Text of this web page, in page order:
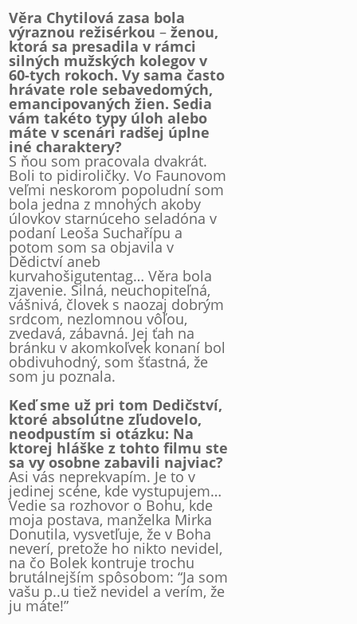
Věra Chytilová zasa bola
výraznou režisérkou – ženou,
ktorá sa presadila v rámci
silných mužských kolegov v
60-tych rokoch. Vy sama často
hrávate role sebavedomých,
emancipovaných žien. Sedia
vám takéto typy úloh alebo
máte v scenári radšej úplne
iné charaktery?
S ňou som pracovala dvakrát.
Boli to pidiroličky. Vo Faunovom
veľmi neskorom popoludní som
bola jedna z mnohých akoby
úlovkov starnúceho seladóna v
podaní Leoša Suchařípu a
potom som sa objavila v
Dědictví aneb
kurvahošigutentag… Věra bola
zjavenie. Silná, neuchopiteľná,
vášnivá, človek s naozaj dobrým
srdcom, nezlomnou vôľou,
zvedavá, zábavná. Jej ťah na
bránku v akomkoľvek konaní bol
obdivuhodný, som šťastná, že
som ju poznala.
Keď sme už pri tom Dedičství,
ktoré absolútne zľudovelo,
neodpustím si otázku: Na
ktorej hláške z tohto filmu ste
sa vy osobne zabavili najviac?
Asi vás neprekvapím. Je to v
jedinej scéne, kde vystupujem…
Vedie sa rozhovor o Bohu, kde
moja postava, manželka Mirka
Donutila, vysvetľuje, že v Boha
neverí, pretože ho nikto nevidel,
na čo Bolek kontruje trochu
brutálnejším spôsobom: “Ja som
vašu p..u tiež nevidel a verím, že
ju máte!”